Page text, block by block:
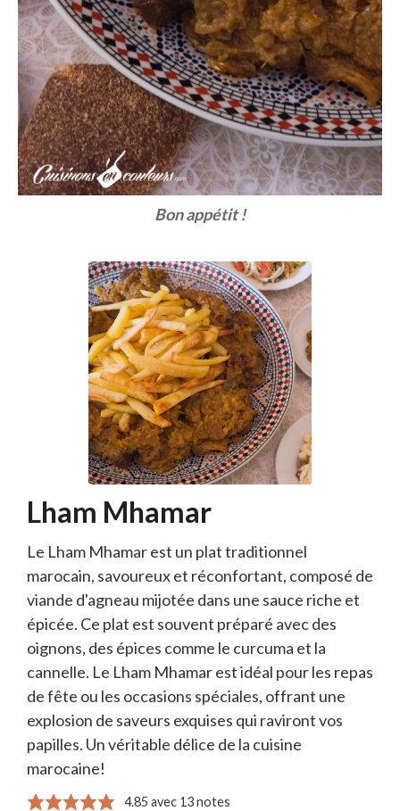
Bon appétit !
Lham Mhamar
Le Lham Mhamar est un plat traditionnel
marocain, savoureux et réconfortant, composé de
viande d'agneau mijotée dans une sauce riche et
épicée. Ce plat est souvent préparé avec des
oignons, des épices comme le curcuma et la
cannelle. Le Lham Mhamar est idéal pour les repas
de fête ou les occasions spéciales, offrant une
explosion de saveurs exquises qui raviront vos
papilles. Un véritable délice de la cuisine
marocaine!
4.85 avec 13notes